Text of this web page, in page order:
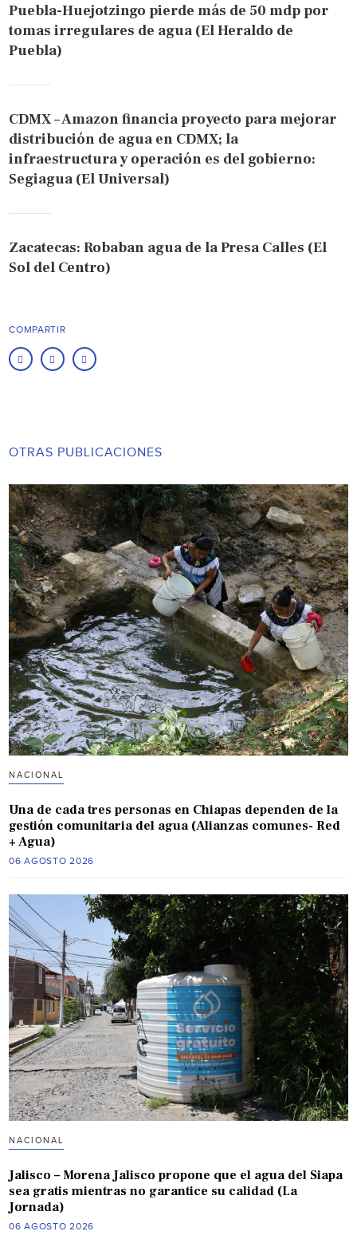
Puebla-Huejotzingo pierde más de 50 mdp por
tomas irregulares de agua (El Heraldo de
Puebla)
CDMX – Amazon financia proyecto para mejorar
distribución de agua en CDMX; la
infraestructura y operación es del gobierno:
Segiagua (El Universal)
Zacatecas: Robaban agua de la Presa Calles (El
Sol del Centro)
COMPARTIR
OTRAS PUBLICACIONES
NACIONAL
Una de cada tres personas en Chiapas dependen de la
gestión comunitaria del agua (Alianzas comunes- Red
+ Agua)
06 AGOSTO 2026
NACIONAL
Jalisco – Morena Jalisco propone que el agua del Siapa
sea gratis mientras no garantice su calidad (La
Jornada)
06 AGOSTO 2026